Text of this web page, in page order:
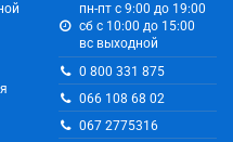
пн-пт с 9:00 до 19:00
сб с 10:00 до 15:00
вс выходной
0 800 331 875
066 108 68 02
067 2775316